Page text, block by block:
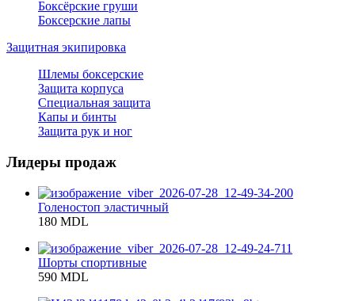
Боксёрские груши
Боксерские лапы
Защитная экипировка
Шлемы боксерские
Защита корпуса
Специальная защита
Капы и бинты
Защита рук и ног
Лидеры продаж
Голеностоп эластичный
180 MDL
Шорты спортивные
590 MDL